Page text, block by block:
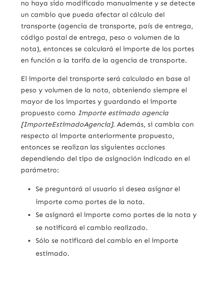
no haya sido modificado manualmente y se detecte
un cambio que pueda afectar al cálculo del
transporte (agencia de transporte, país de entrega,
código postal de entrega, peso o volumen de la
nota), entonces se calculará el importe de los portes
en función a la tarifa de la agencia de transporte.
El importe del transporte será calculado en base al
peso y volumen de la nota, obteniendo siempre el
mayor de los importes y guardando el importe
propuesto como Importe estimado agencia
[ImporteEstimadoAgencia]. Además, si cambia con
respecto al importe anteriormente propuesto,
entonces se realizan las siguientes acciones
dependiendo del tipo de asignación indicado en el
parámetro:
Se preguntará al usuario si desea asignar el
importe como portes de la nota.
Se asignará el importe como portes de la nota y
se notificará el cambio realizado.
Sólo se notificará del cambio en el importe
estimado.